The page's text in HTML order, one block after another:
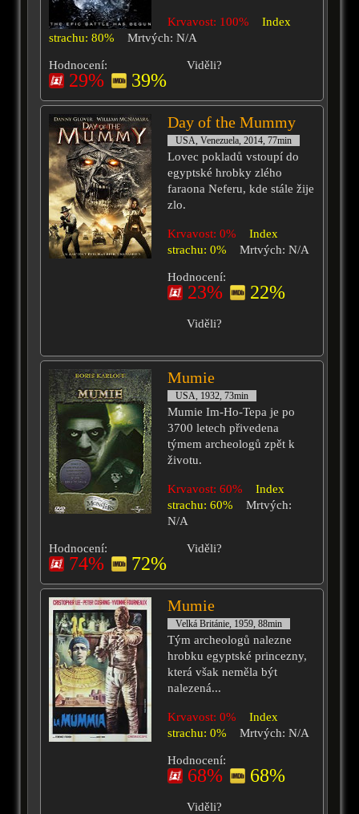
Krvavost: 100%
Index
strachu: 80%
Mrtvých: N/A
Hodnocení:
29% 39%
Viděli?
Day of the Mummy
USA, Venezuela, 2014, 77min
Lovec pokladů vstoupí do
egyptské hrobky zlého
faraona Neferu, kde stále žije
zlo.
Krvavost: 0%
Index
strachu: 0%
Mrtvých: N/A
Hodnocení:
23% 22%
Viděli?
Mumie
USA, 1932, 73min
Mumie Im-Ho-Tepa je po
3700 letech přivedena
týmem archeologů zpět k
životu.
Krvavost: 60%
Index
strachu: 60%
Mrtvých:
N/A
Hodnocení:
74% 72%
Viděli?
Mumie
Velká Británie, 1959, 88min
Tým archeologů nalezne
hrobku egyptské princezny,
která však neměla být
nalezená...
Krvavost: 0%
Index
strachu: 0%
Mrtvých: N/A
Hodnocení:
68% 68%
Viděli?